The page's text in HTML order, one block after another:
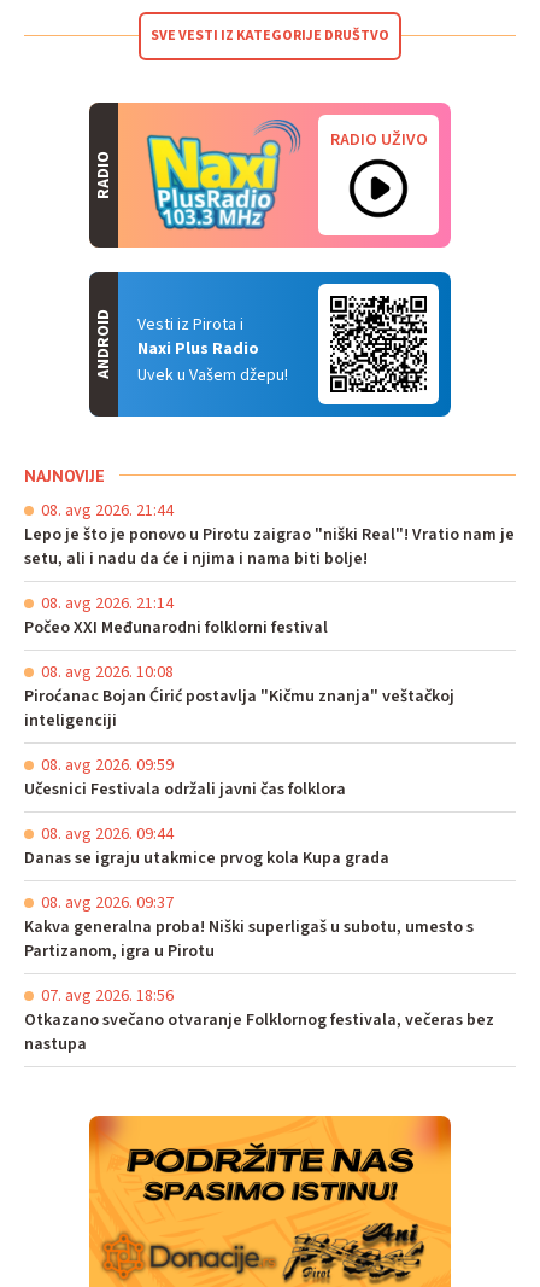
SVE VESTI IZ KATEGORIJE DRUŠTVO
RADIO
RADIO UŽIVO
Vesti iz Pirota i
Naxi Plus Radio
Uvek u Vašem džepu!
ANDROID
NAJNOVIJE
08. avg 2026. 21:44
Lepo je što je ponovo u Pirotu zaigrao "niški Real"! Vratio nam je
setu, ali i nadu da će i njima i nama biti bolje!
08. avg 2026. 21:14
Počeo XXI Međunarodni folklorni festival
08. avg 2026. 10:08
Piroćanac Bojan Ćirić postavlja "Kičmu znanja" veštačkoj
inteligenciji
08. avg 2026. 09:59
Učesnici Festivala održali javni čas folklora
08. avg 2026. 09:44
Danas se igraju utakmice prvog kola Kupa grada
08. avg 2026. 09:37
Kakva generalna proba! Niški superligaš u subotu, umesto s
Partizanom, igra u Pirotu
07. avg 2026. 18:56
Otkazano svečano otvaranje Folklornog festivala, večeras bez
nastupa